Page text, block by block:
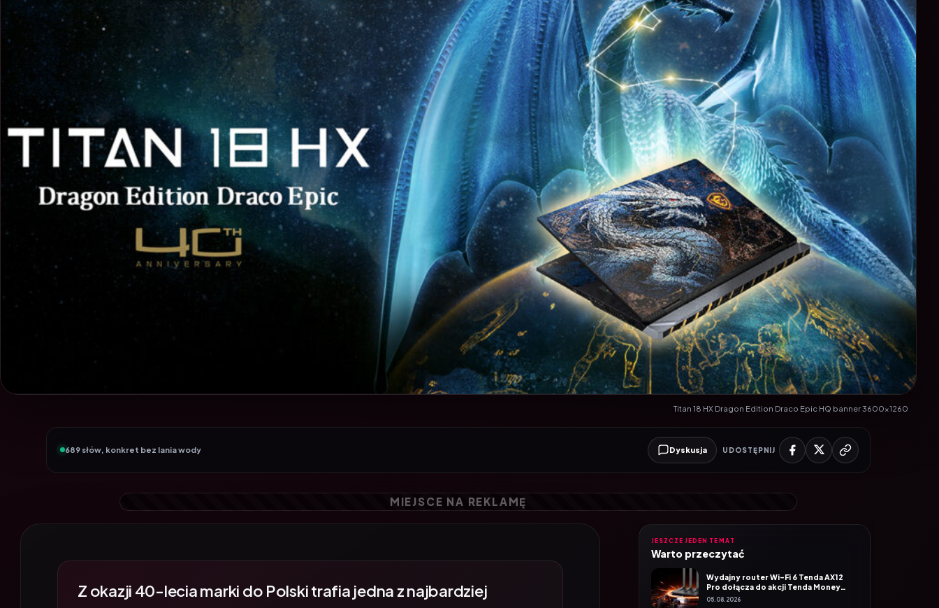
Titan 18 HX Dragon Edition Draco Epic HQ banner 3600x1260
689 słów, konkret bez lania wody Dyskusja UDOSTĘPNIJ
ekskluzywnych konstrukcji w historii MSI – laptop Titan 18 HX
Warto przeczytać
Wydajny router Wi-Fi 6 Tenda AX12
Back
05.08.2026